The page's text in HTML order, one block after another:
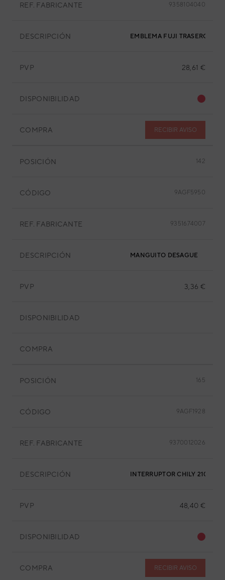
REF. FABRICANTE 9358104040
DESCRIPCIÓN EMBLEMA FUJI TRASERO
PVP 28,61 €
DISPONIBILIDAD
COMPRA RECIBIR AVISO
POSICIÓN 142
CÓDIGO 9AGF5950
REF. FABRICANTE 9351674007
DESCRIPCIÓN MANGUITO DESAGUE
PVP 3,36 €
DISPONIBILIDAD
COMPRA
POSICIÓN 165
CÓDIGO 9AGF1928
REF. FABRICANTE 9370012026
DESCRIPCIÓN INTERRUPTOR CHILY 2108E
PVP 48,40 €
DISPONIBILIDAD
COMPRA RECIBIR AVISO